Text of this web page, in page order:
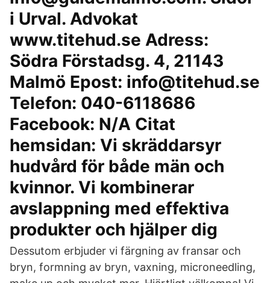
i Urval. Advokat
www.titehud.se Adress:
Södra Förstadsg. 4, 21143
Malmö Epost: info@titehud.se
Telefon: 040-6118686
Facebook: N/A Citat
hemsidan: Vi skräddarsyr
hudvård för både män och
kvinnor. Vi kombinerar
avslappning med effektiva
produkter och hjälper dig
Dessutom erbjuder vi färgning av fransar och
bryn, formning av bryn, vaxning, microneedling,